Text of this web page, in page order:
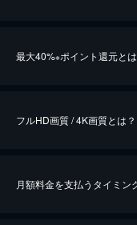
最大40%※ポイント還元と
※40％ポイント還元の対象は、
iOSアプリのUコイン決済によ
フルHD画質 / 4K画質とは？
月額料金を支払うタイミン